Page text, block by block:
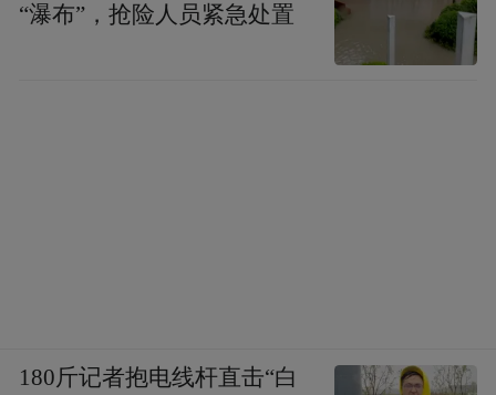
“瀑布”，抢险人员紧急处置
180斤记者抱电线杆直击“白